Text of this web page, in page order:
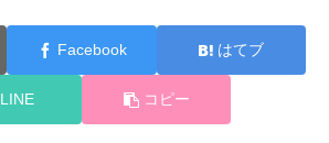
Facebook はてブ
LINE コピー